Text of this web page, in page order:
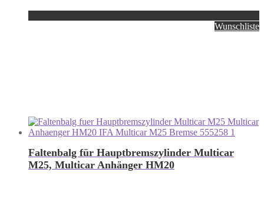
Wunschliste
Faltenbalg für Hauptbremszylinder Multicar
M25, Multicar Anhänger HM20